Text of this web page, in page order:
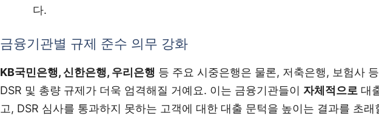
다.
금융기관별 규제 준수 의무 강화
KB국민은행, 신한은행, 우리은행 등 주요 시중은행은 물론, 저축은행, 보험사
DSR 및 총량 규제가 더욱 엄격해질 거예요. 이는 금융기관들이 자체적으로 대
고, DSR 심사를 통과하지 못하는 고객에 대한 대출 문턱을 높이는 결과를 초래